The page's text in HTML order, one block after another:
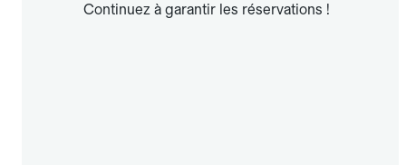
Continuez à garantir les réservations !